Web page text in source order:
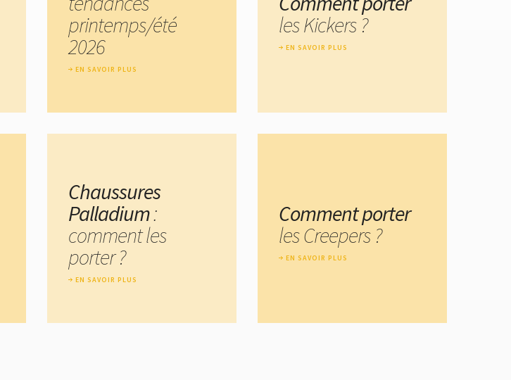
printemps/été
2026
EN SAVOIR PLUS
les Kickers ?
EN SAVOIR PLUS
Chaussures
Palladium:
comment les
porter ?
EN SAVOIR PLUS
Comment porter
les Creepers ?
EN SAVOIR PLUS